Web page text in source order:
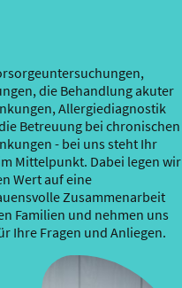
die Behandlung akuter
Allergiediagnostik
Betreuung bei chronischen
- bei uns steht Ihr
Mittelpunkt. Dabei legen wir
Wert auf eine
Zusammenarbeit
Familien und nehmen uns
Ihre Fragen und Anliegen.